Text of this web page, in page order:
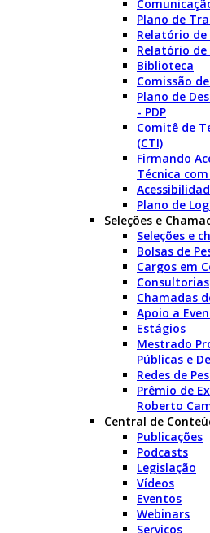
Plano de
Relatório de
Relatório
Biblioteca
Comissão
Plano de
- PDP
Comitê de
(CTI)
Firmando
Técnica
Plano de
Seleções e
Seleções e
Bolsas de
Cargos em
Consultorias
Chamadas
Apoio a
Estágios
Mestrado
Públicas e
Redes de
Prêmio de
Roberto
Central de
Publicações
Podcasts
Legislação
Vídeos
Eventos
Webinars
Serviços